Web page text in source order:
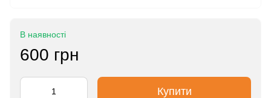
В наявності
600 грн
Купити